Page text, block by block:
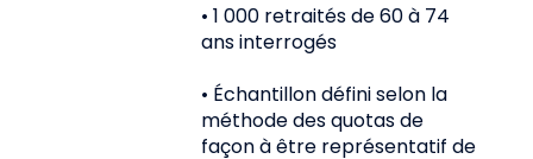
• 1 000 retraités de 60 à 74
ans interrogés
• Échantillon défini selon la
méthode des quotas de
façon à être représentatif de